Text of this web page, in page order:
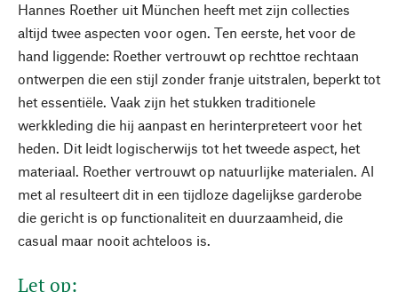
Hannes Roether uit München heeft met zijn collecties
altijd twee aspecten voor ogen. Ten eerste, het voor de
hand liggende: Roether vertrouwt op rechttoe rechtaan
ontwerpen die een stijl zonder franje uitstralen, beperkt tot
het essentiële. Vaak zijn het stukken traditionele
werkkleding die hij aanpast en herinterpreteert voor het
heden. Dit leidt logischerwijs tot het tweede aspect, het
materiaal. Roether vertrouwt op natuurlijke materialen. Al
met al resulteert dit in een tijdloze dagelijkse garderobe
die gericht is op functionaliteit en duurzaamheid, die
casual maar nooit achteloos is.
Let op: